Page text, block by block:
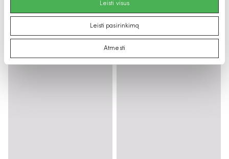
Leisti visus
Leisti pasirinkimą
Atmesti